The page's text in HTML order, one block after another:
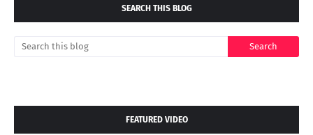
SEARCH THIS BLOG
FEATURED VIDEO